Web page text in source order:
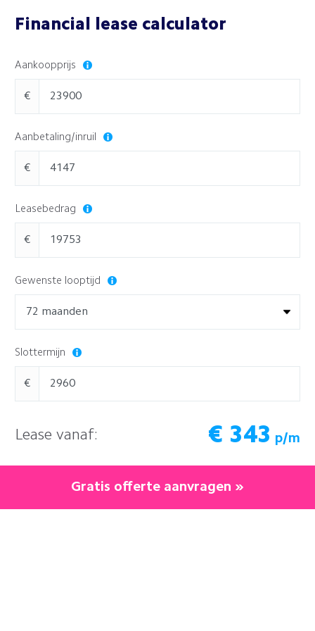
Financial lease calculator
Aankoopprijs
€
Aanbetaling/inruil
€
Leasebedrag
€
Gewenste looptijd
Slottermijn
€
Lease vanaf: € 343 p/m
Gratis offerte aanvragen »